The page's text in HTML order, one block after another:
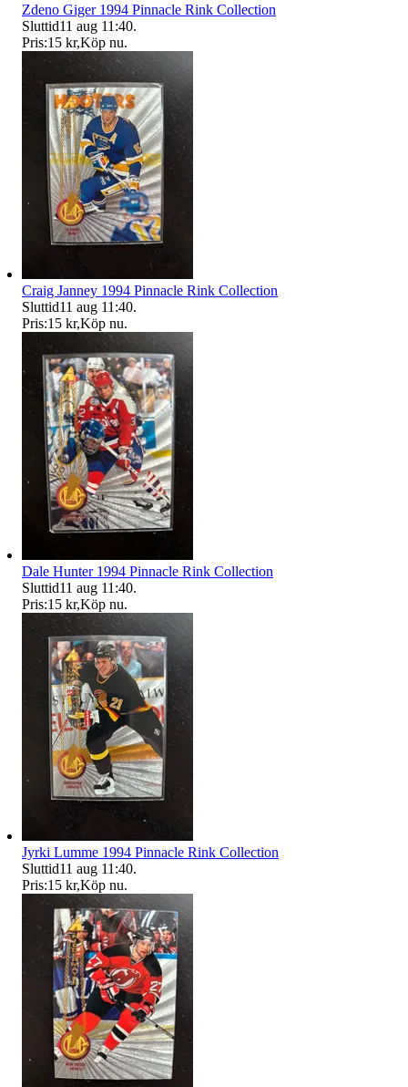
Zdeno Giger 1994 Pinnacle Rink Collection
Sluttid11 aug 11:40.
Pris:15 kr,Köp nu.
Craig Janney 1994 Pinnacle Rink Collection
Sluttid11 aug 11:40.
Pris:15 kr,Köp nu.
Dale Hunter 1994 Pinnacle Rink Collection
Sluttid11 aug 11:40.
Pris:15 kr,Köp nu.
Jyrki Lumme 1994 Pinnacle Rink Collection
Sluttid11 aug 11:40.
Pris:15 kr,Köp nu.